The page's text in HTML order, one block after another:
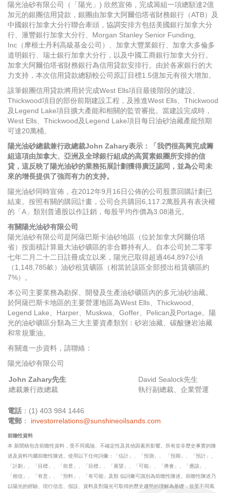
陽光油砂有限公司（「陽光」) 欣然宣佈，完成籌組一項總額達2億
加元的銀團信用貸款，銀團由加拿大阿爾伯塔省財務銀行（ATB）及
中國銀行加拿大分行聯合牽頭，協調安排方包括美國銀行加拿大分
行、滙豐銀行加拿大分行、Morgan Stanley Senior Funding,
Inc（摩根士丹利高級基金公司）、加拿大豐業銀行、加拿大多倫多
道明銀行、瑞士銀行加拿大分行，以及中國工商銀行加拿大分行。
加拿大阿爾伯塔省財務銀行為信用貸款安排行。由於各家銀行的大
力支持，本次信用貸款總額較公司原訂目標1.5億加元有很大增加。
該筆銀團信用貸款將用於完成West Ells項目最後階段的建設、
Thickwood項目的部份前期建設工程，及推進West Ells、Thickwood
及Legend Lake項目擴大產能和相關的監管審批。當建設完成時，
West Ells、Thickwood及Legend Lake項目每日油砂油藏產能預期
可達20萬桶。
陽光油砂總裁兼行政總裁John Zahary表示：「我們很高興完成籌
組這項由加拿大、亞洲及全球銀行組成的高質素銀團所安排的信
貸，這反映了陽光油砂的業務拓展計劃獲得廣泛認同，並為公司未
來的增長提供了強而有力的支持。
陽光油砂同時宣佈，在2012年9月16日公佈的公司股票回購計劃已
結束。按照有關的購回計畫，公司合共購回6,117.2萬股具有表決權
的「A」類別普通股以作註銷，每股平均作價為3.08港元。
有關陽光油砂有限公司
陽光油砂有限公司是阿薩巴斯卡油砂地區（位於加拿大阿爾伯塔
省）按面積計算最大油砂礦區的非合夥持有人。自本公司於二零零
七年二月二十二日註冊成立以來，陽光已取得超過464,897公頃
（1,148,785畝）油砂租賃礦區（相當於該區全部授出租賃礦區約
7%）。
本公司主要業務為勘探、開發及生產油砂礦區內的多元油砂油藏。
於阿薩巴斯卡地區的主要營運地區為West Ells、Thickwood、
Legend Lake、Harper、Muskwa、Goffer、Pelican及Portage。陽
光的油砂礦區分類為三大主要資產類別：砂岩油藏、碳酸鹽岩油藏
和常規重油。
有關進一步資料，請聯絡：
陽光油砂有限公司
John Zahary先生
總裁兼行政總裁
David Sealock先生
執行副總裁、企業營運
電話 ：(1) 403 984 1446
電郵 ： investorrelations@sunshineoilsands.com
前瞻性資料
本 新聞稿包含前瞻性資料，受不同風險、不確定性及其他因素所影響。所有並非歷史事實的陳
述及資料均屬前瞻性陳述。使用以下任何詞彙：「估計」、「預測」、 「預期」、「預計」、
「計劃」、「目標」、「前景」、「目標」、「展望」、「可能」、「將會」、「應該」、
「相信」、「有意」、「預料」、「有可能」及類 似詞彙可識別為前瞻性陳述。前瞻性陳述乃
以陽光的經驗、現行信念、假設、資料及對陽光可取得的歷史趨勢的理解為基礎，並受不同風